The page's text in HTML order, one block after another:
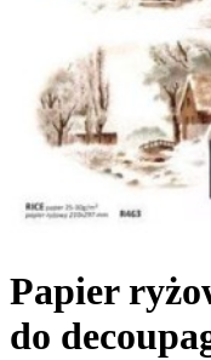
Papier
do